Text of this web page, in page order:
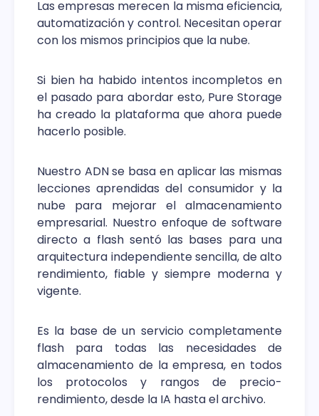
Las empresas merecen la misma eficiencia,
automatización y control. Necesitan operar
con los mismos principios que la nube.
Si bien ha habido intentos incompletos en
el pasado para abordar esto, Pure Storage
ha creado la plataforma que ahora puede
hacerlo posible.
Nuestro ADN se basa en aplicar las mismas
lecciones aprendidas del consumidor y la
nube para mejorar el almacenamiento
empresarial. Nuestro enfoque de software
directo a flash sentó las bases para una
arquitectura independiente sencilla, de alto
rendimiento, fiable y siempre moderna y
vigente.
Es la base de un servicio completamente
flash para todas las necesidades de
almacenamiento de la empresa, en todos
los protocolos y rangos de precio-
rendimiento, desde la IA hasta el archivo.